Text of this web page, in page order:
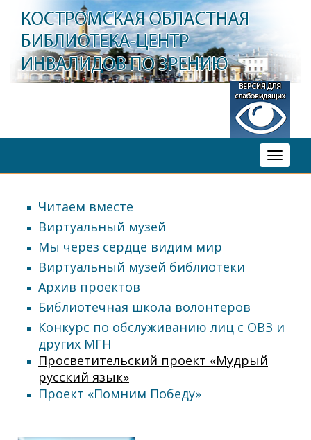
Toggle
Читаем вместе
Виртуальный музей
Мы через сердце видим мир
Виртуальный музей библиотеки
Архив проектов
Библиотечная школа волонтеров
Конкурс по обслуживанию лиц с ОВЗ и
других МГН
Просветительский проект «Мудрый
русский язык»
Проект «Помним Победу»